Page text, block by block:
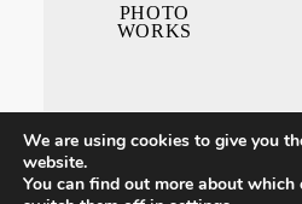
PHOTO
WORKS
We are using cookies to give you
website.
You can find out more about which